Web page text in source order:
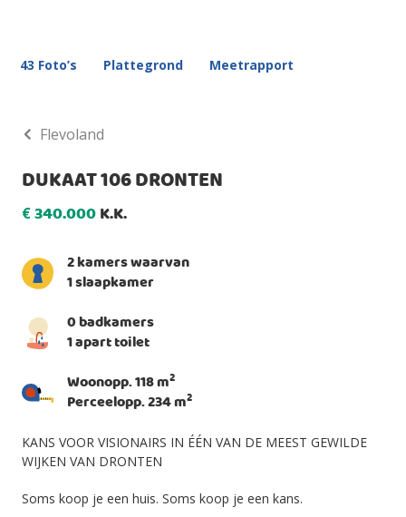
43 Foto’s Plattegrond Meetrapport
Flevoland
DUKAAT 106 DRONTEN
€340.000K.K.
2 kamers waarvan
1 slaapkamer
0 badkamers
1 apart toilet
Woonopp. 118 m2
Perceelopp. 234 m2
KANS VOOR VISIONAIRS IN ÉÉN VAN DE MEEST GEWILDE
WIJKEN VAN DRONTEN
Soms koop je een huis. Soms koop je een kans.